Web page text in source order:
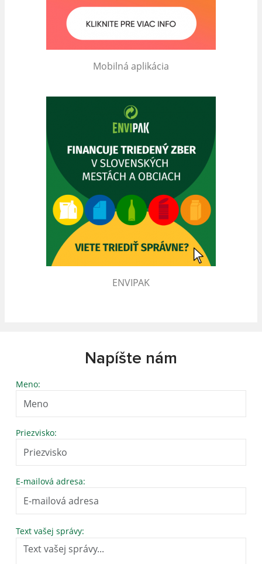
Mobilná aplikácia
ENVIPAK
Napíšte nám
Meno:
Priezvisko:
E-mailová adresa:
Text vašej správy: